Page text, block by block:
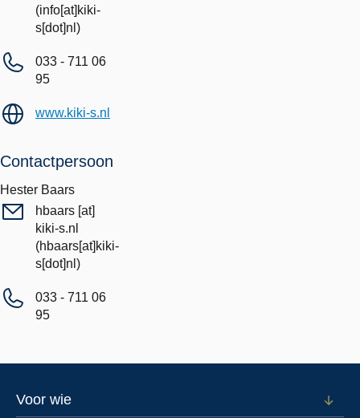
(info[at]kiki-
s[dot]nl)
033 - 711 06
95
www.kiki-s.nl
Contactpersoon
Hester Baars
hbaars [at]
kiki-s.nl
(hbaars[at]kiki-
s[dot]nl)
033 - 711 06
95
Footer
Voor wie
Open